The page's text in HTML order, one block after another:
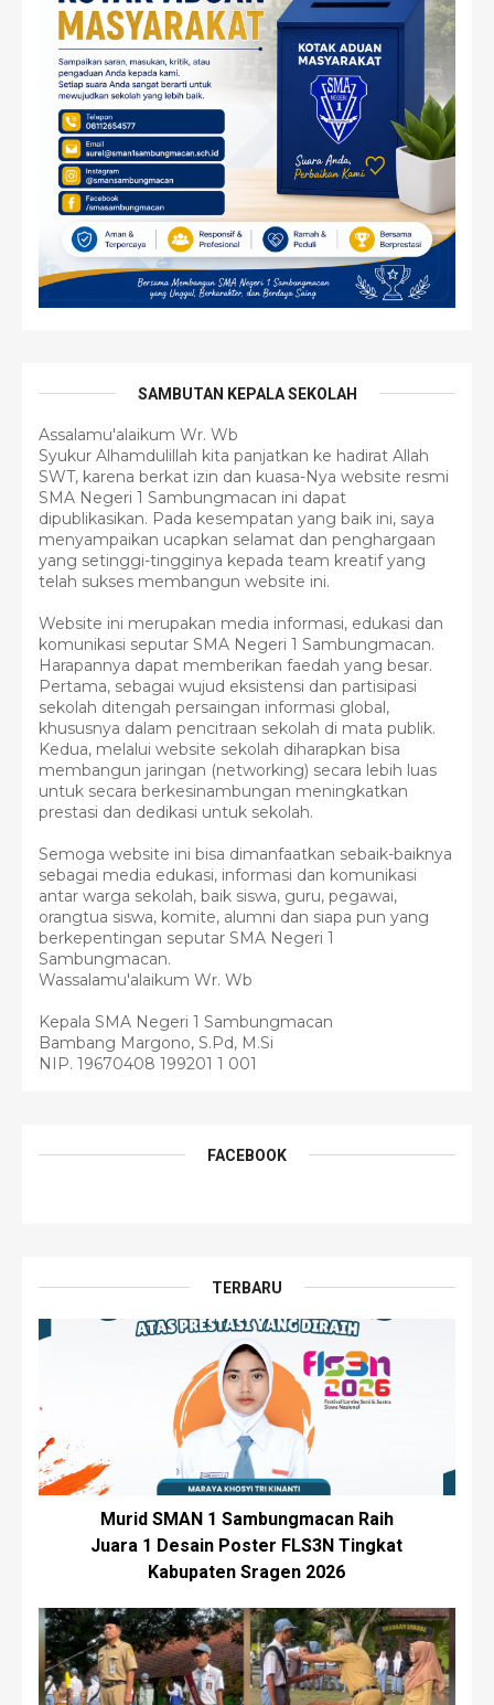
SAMBUTAN KEPALA SEKOLAH
Assalamu'alaikum Wr. Wb
Syukur Alhamdulillah kita panjatkan ke hadirat Allah
SWT, karena berkat izin dan kuasa-Nya website resmi
SMA Negeri 1 Sambungmacan ini dapat
dipublikasikan. Pada kesempatan yang baik ini, saya
menyampaikan ucapkan selamat dan penghargaan
yang setinggi-tingginya kepada team kreatif yang
telah sukses membangun website ini.
Website ini merupakan media informasi, edukasi dan
komunikasi seputar SMA Negeri 1 Sambungmacan.
Harapannya dapat memberikan faedah yang besar.
Pertama, sebagai wujud eksistensi dan partisipasi
sekolah ditengah persaingan informasi global,
khususnya dalam pencitraan sekolah di mata publik.
Kedua, melalui website sekolah diharapkan bisa
membangun jaringan (networking) secara lebih luas
untuk secara berkesinambungan meningkatkan
prestasi dan dedikasi untuk sekolah.
Semoga website ini bisa dimanfaatkan sebaik-baiknya
sebagai media edukasi, informasi dan komunikasi
antar warga sekolah, baik siswa, guru, pegawai,
orangtua siswa, komite, alumni dan siapa pun yang
berkepentingan seputar SMA Negeri 1
Sambungmacan.
Wassalamu'alaikum Wr. Wb
Kepala SMA Negeri 1 Sambungmacan
Bambang Margono, S.Pd, M.Si
NIP. 19670408 199201 1 001
FACEBOOK
TERBARU
Murid SMAN 1 Sambungmacan Raih
Juara 1 Desain Poster FLS3N Tingkat
Kabupaten Sragen 2026